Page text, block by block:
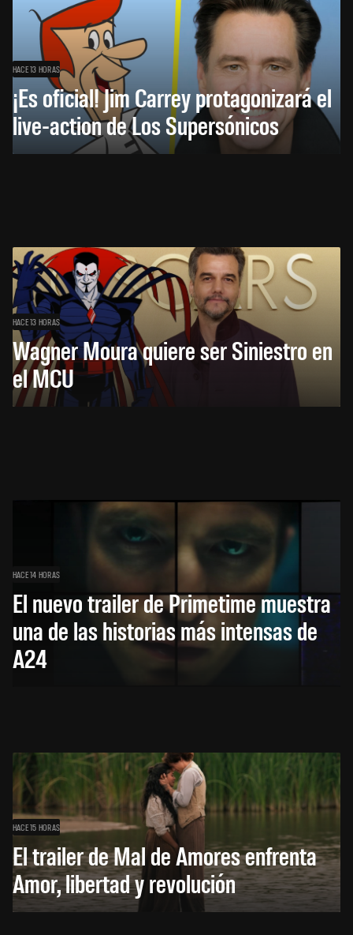
HACE 13 HORAS
¡Es oficial! Jim Carrey protagonizará el
live-action de Los Supersónicos
HACE 13 HORAS
Wagner Moura quiere ser Siniestro en
el MCU
HACE 14 HORAS
El nuevo trailer de Primetime muestra
una de las historias más intensas de
A24
HACE 15 HORAS
El trailer de Mal de Amores enfrenta
Amor, libertad y revolución